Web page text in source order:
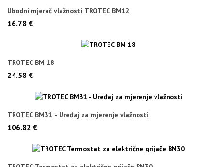
Ubodni mjerač vlažnosti TROTEC BM12
16.78 €
TROTEC BM 18
24.58 €
TROTEC BM31 - Uređaj za mjerenje vlažnosti
106.82 €